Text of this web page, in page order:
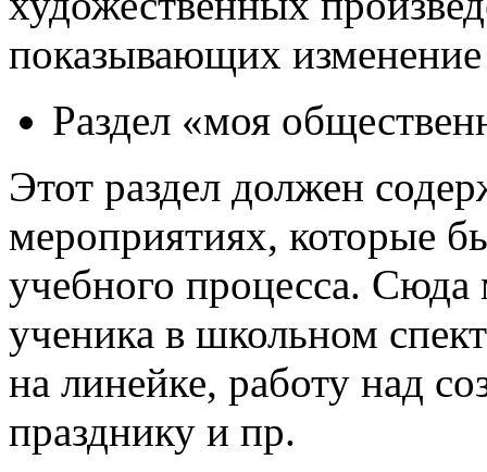
показывающих
Раздел «моя
Этот раздел должен
мероприятиях, которые
учебного процесса. Сюда
ученика в школьном
на линейке, работу над
празднику и пр.